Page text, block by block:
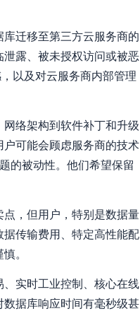
迁移至第三方云服务商的
露、被未授权访问或被恶
以及对云服务商内部管理
络架构到软件补丁和升级
可能会顾虑服务商的技术
的被动性。他们希望保留
，但用户，特别是数据量
传输费用、特定高性能配
。
实时工业控制、核心在线
据库响应时间有毫秒级甚